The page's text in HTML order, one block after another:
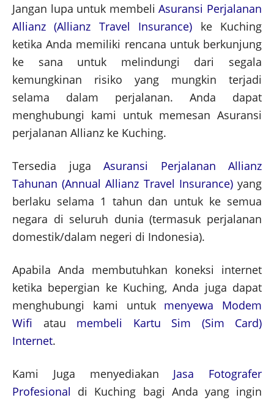
Jangan lupa untuk membeliAsuransi Perjalanan
Allianz (Allianz Travel Insurance) ke Kuching
ketika Anda memiliki rencana untuk berkunjung
ke sana untuk melindungi dari segala
kemungkinan risiko yang mungkin terjadi
selama dalam perjalanan. Anda dapat
menghubungi kami untuk memesan Asuransi
perjalanan Allianz ke Kuching.
Tersedia juga Asuransi Perjalanan Allianz
Tahunan (Annual Allianz Travel Insurance)yang
berlaku selama 1 tahun dan untuk ke semua
negara di seluruh dunia (termasuk perjalanan
domestik/dalam negeri di Indonesia).
Apabila Anda membutuhkan koneksi internet
ketika bepergian ke Kuching, Anda juga dapat
menghubungi kami untuk menyewa Modem
Wifi atau membeli Kartu Sim (Sim Card)
Internet.
Kami Juga menyediakan Jasa Fotografer
Profesional di Kuching bagi Anda yang ingin